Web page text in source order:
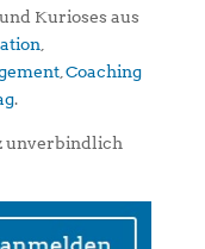
Kurioses aus
, Coaching
.
unverbindlich